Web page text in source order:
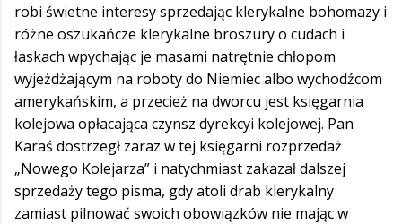
robi świetne interesy sprzedając klerykalne bohomazy i
różne oszukańcze klerykalne broszury o cudach i
łaskach wpychając je masami natrętnie chłopom
wyjeżdżającym na roboty do Niemiec albo wychodźcom
amerykańskim, a przecież na dworcu jest księgarnia
kolejowa opłacająca czynsz dyrekcyi kolejowej. Pan
Karaś dostrzegł zaraz w tej księgarni rozprzedaż
„Nowego Kolejarza” i natychmiast zakazał dalszej
sprzedaży tego pisma, gdy atoli drab klerykalny
zamiast pilnować swoich obowiązków nie mając w